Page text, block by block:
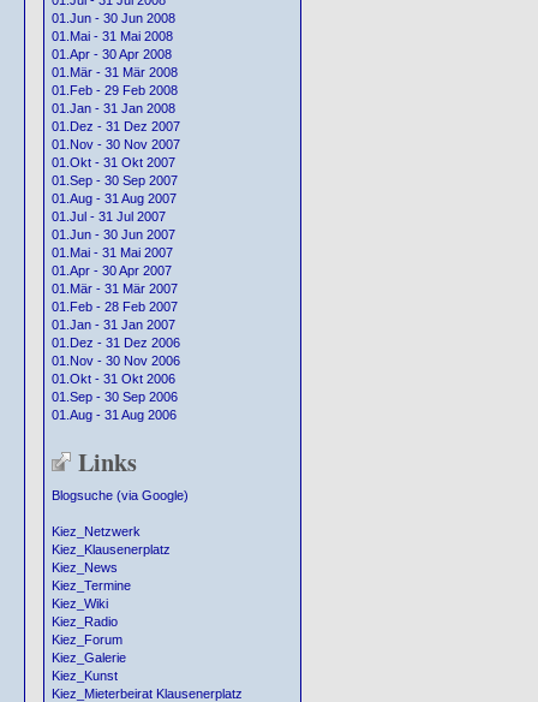
01.Jun - 30 Jun 2008
01.Mai - 31 Mai 2008
01.Apr - 30 Apr 2008
01.Mär - 31 Mär 2008
01.Feb - 29 Feb 2008
01.Jan - 31 Jan 2008
01.Dez - 31 Dez 2007
01.Nov - 30 Nov 2007
01.Okt - 31 Okt 2007
01.Sep - 30 Sep 2007
01.Aug - 31 Aug 2007
01.Jul - 31 Jul 2007
01.Jun - 30 Jun 2007
01.Mai - 31 Mai 2007
01.Apr - 30 Apr 2007
01.Mär - 31 Mär 2007
01.Feb - 28 Feb 2007
01.Jan - 31 Jan 2007
01.Dez - 31 Dez 2006
01.Nov - 30 Nov 2006
01.Okt - 31 Okt 2006
01.Sep - 30 Sep 2006
01.Aug - 31 Aug 2006
Links
Blogsuche (via Google)
Kiez_Netzwerk
Kiez_Klausenerplatz
Kiez_News
Kiez_Termine
Kiez_Wiki
Kiez_Radio
Kiez_Forum
Kiez_Galerie
Kiez_Kunst
Kiez_Mieterbeirat Klausenerplatz